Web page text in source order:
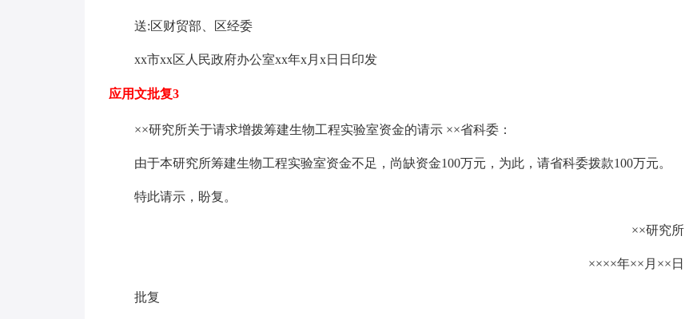
送:区财贸部、区经委
xx市xx区人民政府办公室xx年x月x日日印发
应用文批复3
××研究所关于请求增拨筹建生物工程实验室资金的请示 ××省科委：
由于本研究所筹建生物工程实验室资金不足，尚缺资金100万元，为此，请省科委拨款100万元。
特此请示，盼复。
××研究所
××××年××月××日
批复